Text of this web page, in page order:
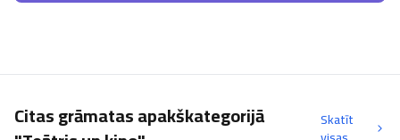
Citas grāmatas apakškategorijā Skatīt